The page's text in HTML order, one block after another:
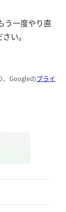
う一度やり直
い。
、Googleのプライ